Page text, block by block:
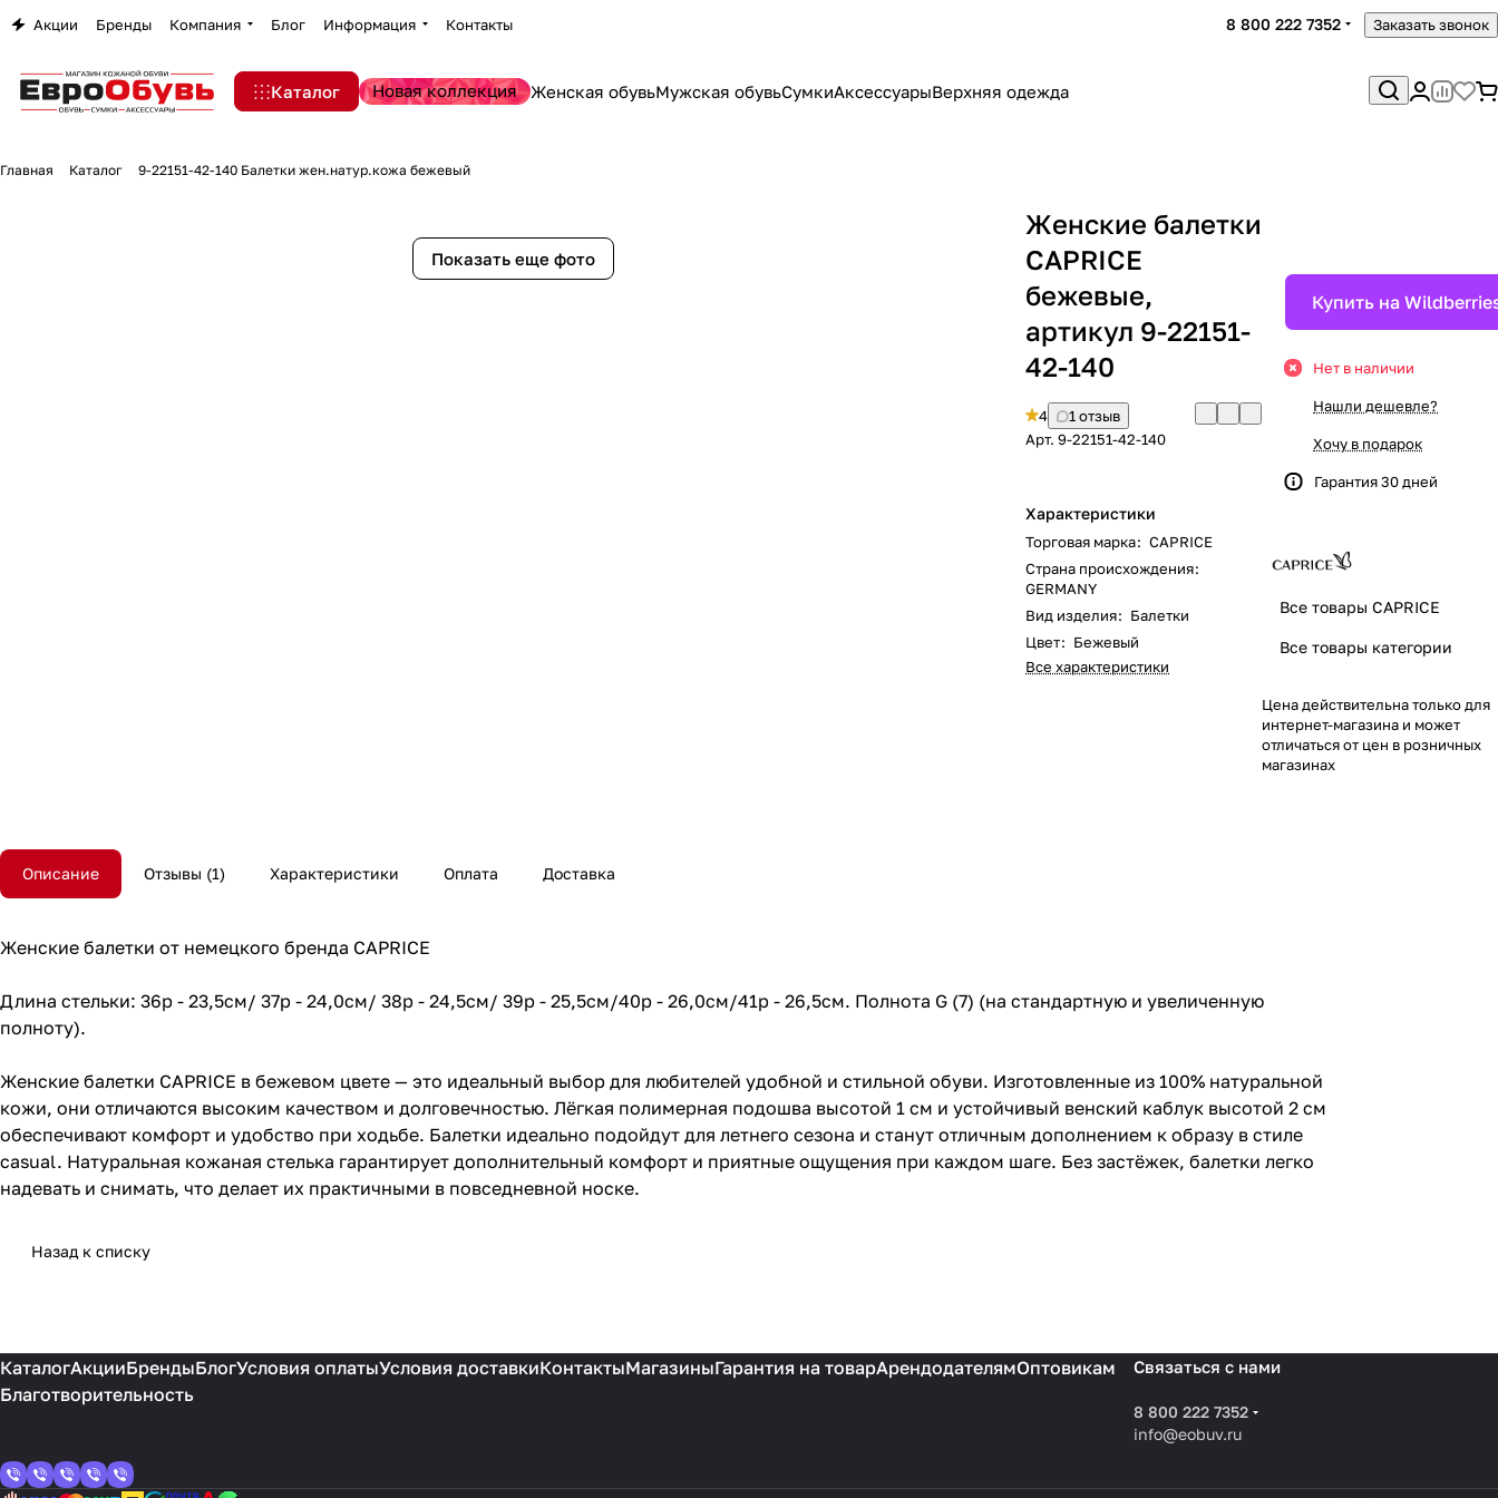
Акции Бренды Компания Блог Информация Контакты 8 800 222 7352 Заказать звонок
Каталог Новая коллекция Женская обувьМужская обувьСумкиАксессуарыВерхняя одежда
Главная Каталог 9-22151-42-140 Балетки жен.натур.кожа бежевый
Показать еще фото
Женские балетки
CAPRICE
бежевые,
артикул 9-22151-
42-140
4
1 отзыв
Арт. 9-22151-42-140
Характеристики
Торговая марка: CAPRICE
Страна происхождения:
GERMANY
Вид изделия: Балетки
Цвет: Бежевый
Все характеристики
Купить на
Нет в наличии
Нашли дешевле?
Хочу в подарок
Гарантия 30 дней
Все товары CAPRICE
Все товары категории
Цена действительна только для
интернет-магазина и может
отличаться от цен в розничных
магазинах
Описание Отзывы 1 Характеристики Оплата Доставка
Женские балетки от немецкого бренда CAPRICE
Длина стельки: 36р - 23,5см/ 37р - 24,0см/ 38р - 24,5см/ 39р - 25,5см/40р - 26,0см/41р - 26,5см. Полнота G (7) (на стандартную и увеличенную
полноту).
Женские балетки CAPRICE в бежевом цвете — это идеальный выбор для любителей удобной и стильной обуви. Изготовленные из 100% натуральной
кожи, они отличаются высоким качеством и долговечностью. Лёгкая полимерная подошва высотой 1 см и устойчивый венский каблук высотой 2 см
обеспечивают комфорт и удобство при ходьбе. Балетки идеально подойдут для летнего сезона и станут отличным дополнением к образу в стиле
casual. Натуральная кожаная стелька гарантирует дополнительный комфорт и приятные ощущения при каждом шаге. Без застёжек, балетки легко
надевать и снимать, что делает их практичными в повседневной носке.
Назад к списку
КаталогАкцииБрендыБлогУсловия оплатыУсловия доставкиКонтактыМагазиныГарантия на товарАрендодателямОптовикам
Благотворительность
Связаться с нами
8 800 222 7352
info@eobuv.ru